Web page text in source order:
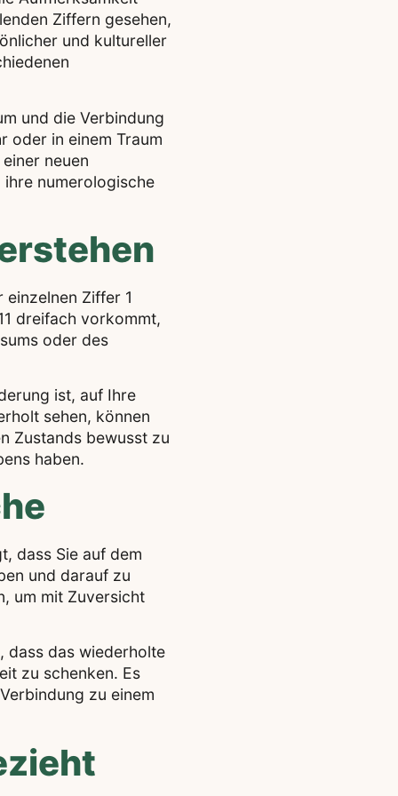
Ziffern gesehen,
und kultureller
und die Verbindung
oder in einem Traum
neuen
ihre numerologische
Ziffer 1
dreifach vorkommt,
oder des
ist, auf Ihre
sehen, können
Zustands bewusst zu
haben.
dass Sie auf dem
und darauf zu
um mit Zuversicht
dass das wiederholte
zu schenken. Es
zu einem